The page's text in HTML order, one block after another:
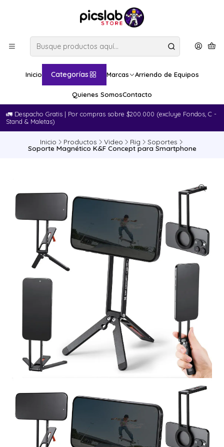
Inicio Categorías Marcas Arriendo de Equipos
Quienes SomosContacto
🚛​ Despacho Gratis | Por compras sobre $200.000 (excluye Fondos, C -
Stand & Maletas)
Inicio Productos Video Rig Soportes
Soporte Magnético K&F Concept para Smartphone